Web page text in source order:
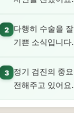
2
다행히 수술을
기쁜 소식입니다.
3
정기 검진의 중
전해주고 있어요.